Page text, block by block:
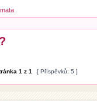
1 z1 [ Příspěvků: 5 ]